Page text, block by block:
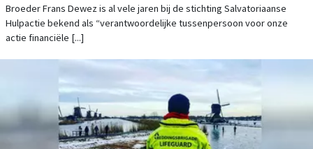
Broeder Frans Dewez is al vele jaren bij de stichting Salvatoriaanse
Hulpactie bekend als “verantwoordelijke tussenpersoon voor onze
actie financiële [...]